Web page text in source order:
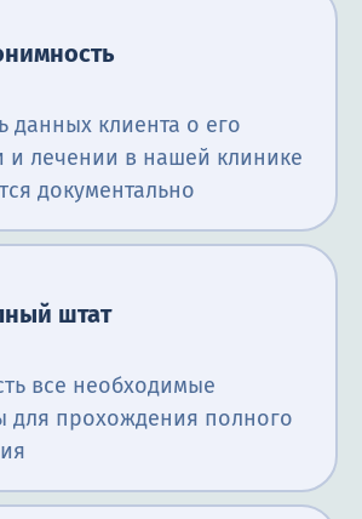
данных клиента о его
и лечении в нашей клинике
документально
штат
все необходимые
для прохождения полного